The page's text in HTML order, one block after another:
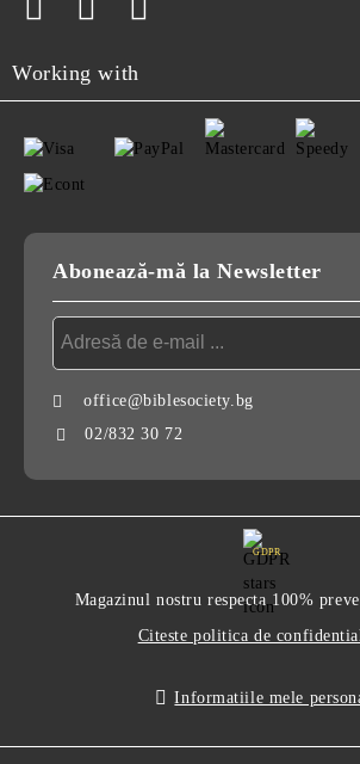
Working with
Abonează-mă la Newsletter
office@biblesociety.bg
02/832 30 72
GDPR
Magazinul nostru respecta 100%
Citeste politica de
Informatiile mele